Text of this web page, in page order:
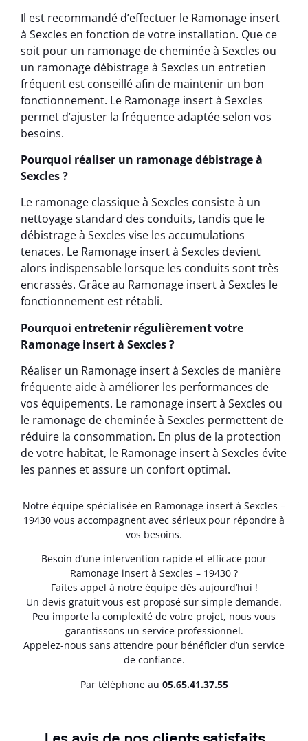
Il est recommandé d’effectuer le Ramonage insert
à Sexcles en fonction de votre installation. Que ce
soit pour un ramonage de cheminée à Sexcles ou
un ramonage débistrage à Sexcles un entretien
fréquent est conseillé afin de maintenir un bon
fonctionnement. Le Ramonage insert à Sexcles
permet d’ajuster la fréquence adaptée selon vos
besoins.
Pourquoi réaliser un ramonage débistrage à
Sexcles ?
Le ramonage classique à Sexcles consiste à un
nettoyage standard des conduits, tandis que le
débistrage à Sexcles vise les accumulations
tenaces. Le Ramonage insert à Sexcles devient
alors indispensable lorsque les conduits sont très
encrassés. Grâce au Ramonage insert à Sexcles le
fonctionnement est rétabli.
Pourquoi entretenir régulièrement votre
Ramonage insert à Sexcles ?
Réaliser un Ramonage insert à Sexcles de manière
fréquente aide à améliorer les performances de
vos équipements. Le ramonage insert à Sexcles ou
le ramonage de cheminée à Sexcles permettent de
réduire la consommation. En plus de la protection
de votre habitat, le Ramonage insert à Sexcles évite
les pannes et assure un confort optimal.
Notre équipe spécialisée en Ramonage insert à Sexcles –
19430 vous accompagnent avec sérieux pour répondre à
vos besoins.
Besoin d’une intervention rapide et efficace pour
Ramonage insert à Sexcles – 19430 ?
Faites appel à notre équipe dès aujourd’hui !
Un devis gratuit vous est proposé sur simple demande.
Peu importe la complexité de votre projet, nous vous
garantissons un service professionnel.
Appelez-nous sans attendre pour bénéficier d’un service
de confiance.
Par téléphone au 05.65.41.37.55